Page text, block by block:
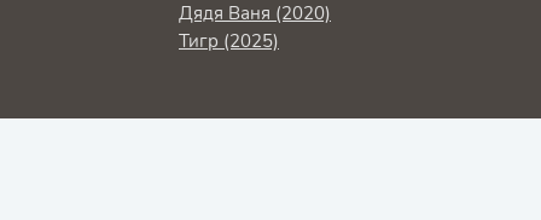
Дядя Ваня (2020)
Тигр (2025)